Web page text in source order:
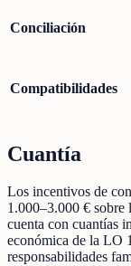
Conciliación
Compatibilidades
Cuantía
Los incentivos de
1.000–3.000 € sobre
cuenta con cuantías
económica de la LO
responsabilidades